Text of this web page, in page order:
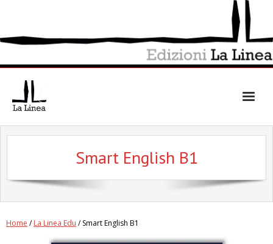
Smart English B1
Home /La Linea Edu / Smart English B1